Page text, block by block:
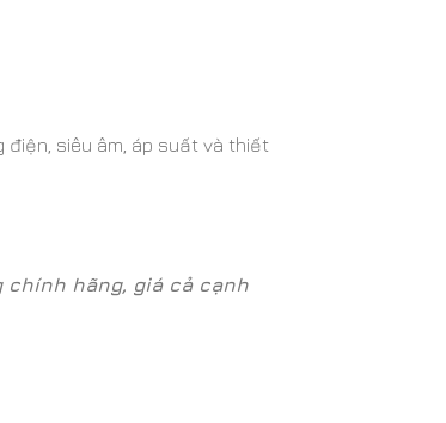
điện, siêu âm, áp suất và thiết
hãng, giá cả cạnh